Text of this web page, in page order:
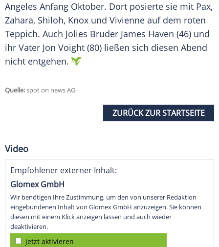
Angeles Anfang Oktober. Dort posierte sie mit Pax,
Zahara, Shiloh, Knox und Vivienne auf dem roten
Teppich. Auch Jolies Bruder James Haven (46) und
ihr Vater Jon Voight (80) ließen sich diesen Abend
nicht entgehen.
Quelle:spot on news AG
ZURÜCK ZUR STARTSEITE
Video
Empfohlener externer Inhalt:
Glomex GmbH
Wir benötigen Ihre Zustimmung, um den von unserer Redaktion
eingebundenen Inhalt von Glomex GmbH anzuzeigen. Sie können
diesen mit einem Klick anzeigen lassen und auch wieder
deaktivieren.
jetzt aktivieren